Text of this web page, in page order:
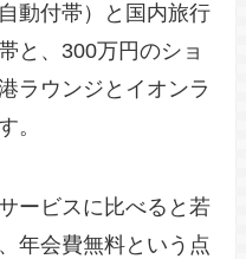
動付帯）と国内旅行
と、300万円のショ
ラウンジとイオンラ
。
ービスに比べると若
年会費無料という点